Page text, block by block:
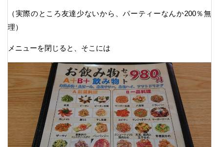
（実際のところ友達少ないから、パーティーなんか200％無
理）
メニューを閉じると、そこには